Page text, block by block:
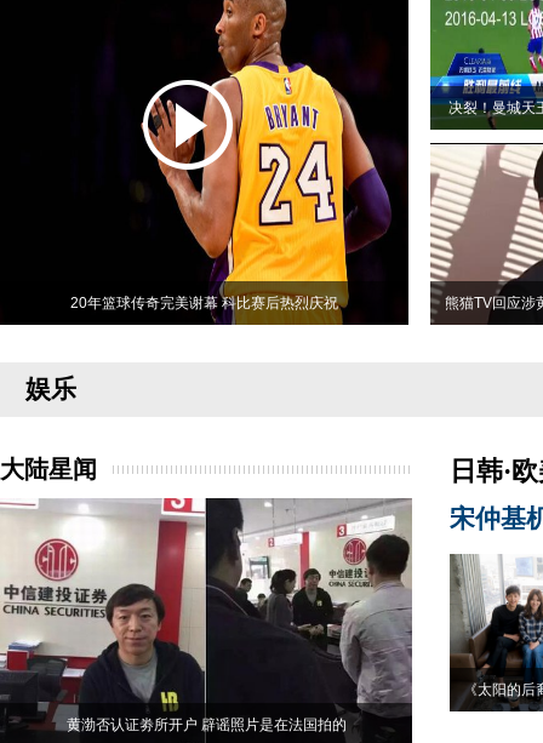
20年篮球传奇完美谢幕 科比赛后热烈庆祝
决裂！曼城天
熊猫TV回应涉
娱乐
大陆星闻
黄渤否认证劵所开户 辟谣照片是在法国拍的
日韩·
宋仲基
《太阳的后